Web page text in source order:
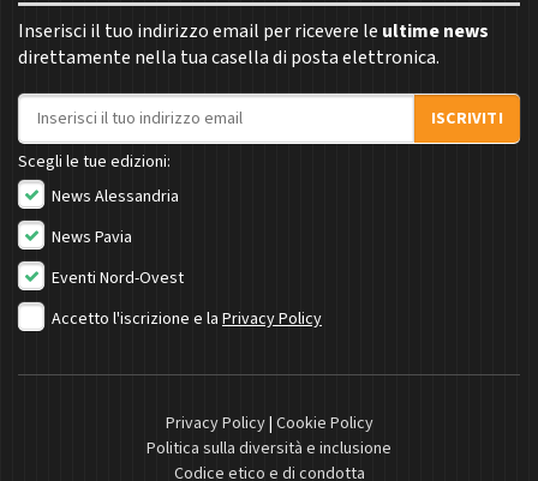
Inserisci il tuo indirizzo email per ricevere le ultime news
direttamente nella tua casella di posta elettronica.
Indirizzo email
ISCRIVITI
Scegli le tue edizioni:
News Alessandria
News Pavia
Eventi Nord-Ovest
Accetto l'iscrizione e la Privacy Policy
Privacy Policy| Cookie Policy
Politica sulla diversità e inclusione
Codice etico e di condotta